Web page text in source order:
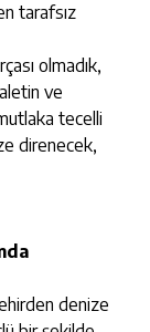
tarafsız
olmadık,
ve
tecelli
direnecek,
denize